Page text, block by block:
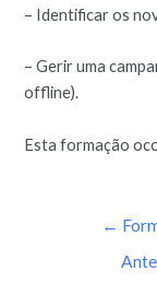
– Identificar os
– Gerir uma
offline).
Esta formação
←